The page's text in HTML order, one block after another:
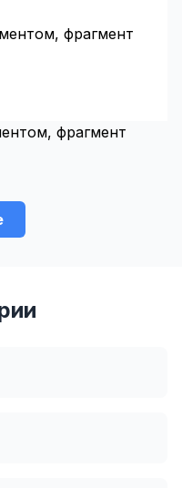
фрагмент